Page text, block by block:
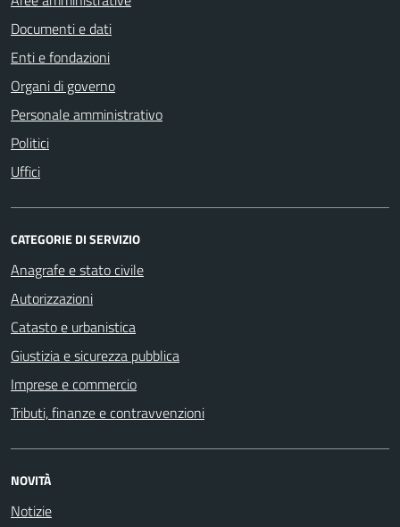
Documenti e dati
Enti e fondazioni
Organi di governo
Personale amministrativo
Politici
Uffici
CATEGORIE DI SERVIZIO
Anagrafe e stato civile
Autorizzazioni
Catasto e urbanistica
Giustizia e sicurezza pubblica
Imprese e commercio
Tributi, finanze e contravvenzioni
NOVITÀ
Notizie